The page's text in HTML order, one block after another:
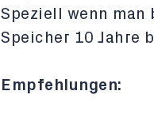
Speziell wenn man
Speicher 10 Jahre
Empfehlungen: